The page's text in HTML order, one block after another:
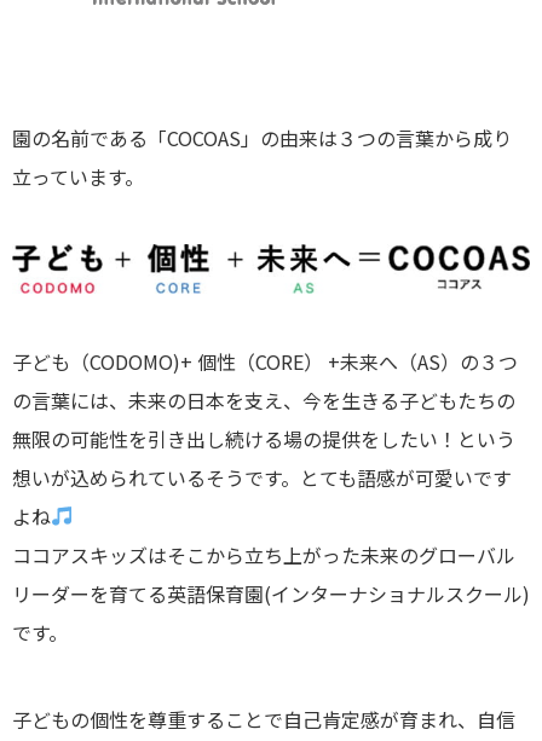
園の名前である「COCOAS」の由来は３つの言葉から成り
立っています。
子ども（CODOMO)+ 個性（CORE） +未来へ（AS）の３つ
の言葉には、未来の日本を支え、今を生きる子どもたちの
無限の可能性を引き出し続ける場の提供をしたい！という
想いが込められているそうです。とても語感が可愛いです
よね
ココアスキッズはそこから立ち上がった未来のグローバル
リーダーを育てる英語保育園(インターナショナルスクール)
です。
子どもの個性を尊重することで自己肯定感が育まれ、自信